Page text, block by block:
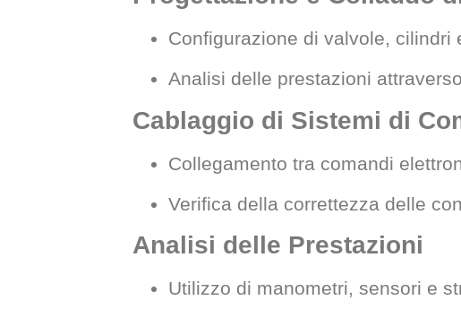
Configurazione di valvole, cilindri
Analisi delle prestazioni
Cablaggio di Sistemi di
Collegamento tra comandi
Verifica della correttezza delle
Analisi delle Prestazioni
Utilizzo di manometri, sensori e